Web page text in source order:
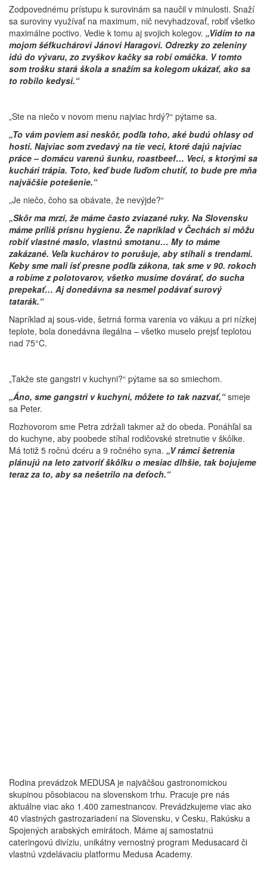
Zodpovednému prístupu k surovinám sa naučil v minulosti. Snaží
sa suroviny využívať na maximum, nič nevyhadzovať, robiť všetko
maximálne poctivo. Vedie k tomu aj svojich kolegov. „Vidím to na
mojom šéfkuchárovi Jánovi Haragovi. Odrezky zo zeleniny
idú do vývaru, zo zvyškov kačky sa robí omáčka. V tomto
som trošku stará škola a snažím sa kolegom ukázať, ako sa
to robilo kedysi.“
„Ste na niečo v novom menu najviac hrdý?“ pýtame sa.
„To vám poviem asi neskôr, podľa toho, aké budú ohlasy od
hostí. Najviac som zvedavý na tie veci, ktoré dajú najviac
práce – domácu varenú šunku, roastbeef… Veci, s ktorými sa
kuchári trápia. Toto, keď bude ľuďom chutiť, to bude pre mňa
najväčšie potešenie.“
„Je niečo, čoho sa obávate, že nevýjde?“
„Skôr ma mrzí, že máme často zviazané ruky. Na Slovensku
máme príliš prísnu hygienu. Že napríklad v Čechách si môžu
robiť vlastné maslo, vlastnú smotanu… My to máme
zakázané. Veľa kuchárov to porušuje, aby stíhali s trendami.
Keby sme mali ísť presne podľa zákona, tak sme v 90. rokoch
a robíme z polotovarov, všetko musíme dovárať, do sucha
prepekať… Aj donedávna sa nesmel podávať surový
tatarák.“
Napríklad aj sous-vide, šetrná forma varenia vo vákuu a pri nízkej
teplote, bola donedávna ilegálna – všetko muselo prejsť teplotou
nad 75°C.
„Takže ste gangstri v kuchyni?“ pýtame sa so smiechom.
„Áno, sme gangstri v kuchyni, môžete to tak nazvať,“smeje
sa Peter.
Rozhovorom sme Petra zdržali takmer až do obeda. Ponáhľal sa
do kuchyne, aby poobede stíhal rodičovské stretnutie v škôlke.
Má totiž 5 ročnú dcéru a 9 ročného syna. „V rámci šetrenia
plánujú na leto zatvoriť škôlku o mesiac dlhšie, tak bojujeme
teraz za to, aby sa nešetrilo na deťoch.“
Rodina prevádzok MEDUSA je najväčšou gastronomickou
skupinou pôsobiacou na slovenskom trhu. Pracuje pre nás
aktuálne viac ako 1.400 zamestnancov. Prevádzkujeme viac ako
40 vlastných gastrozariadení na Slovensku, v Česku, Rakúsku a
Spojených arabských emirátoch. Máme aj samostatnú
cateringovú divíziu, unikátny vernostný program Medusacard či
vlastnú vzdelávaciu platformu Medusa Academy.